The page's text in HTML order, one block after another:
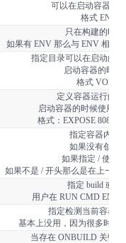
可以在启动容器的
格式 ENV
只在构建的时
如果有 ENV 那么与 ENV 相同
指定目录可以在启动的
启动容器的时
格式
定义容器运行的
启动容器的时候使用 -
格式：EXPOSE 8080
指定容器内部
如果没有创建
如果指定 / 使用
如果不是 / 开头那么是在上一条
指定 build 或者
用户在 RUN CMD
指定检测当前容器
基本上没用，因为很多时候
当存在 ONBUILD 关键